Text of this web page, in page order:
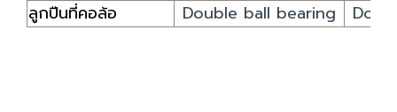
ลูกปืนที่คอล้อ
Double ball bearing